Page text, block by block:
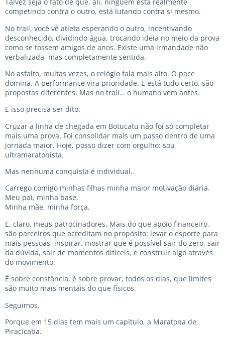
competindo contra o outro, está lutando contra si mesmo.
No trail, você vê atleta esperando o outro, incentivando
desconhecido, dividindo água, trocando ideia no meio da prova
como se fossem amigos de anos. Existe uma irmandade não
verbalizada, mas completamente sentida.
No asfalto, muitas vezes, o relógio fala mais alto. O pace
domina. A performance vira prioridade. E está tudo certo, são
propostas diferentes. Mas no trail… o humano vem antes.
E isso precisa ser dito.
Cruzar a linha de chegada em Botucatu não foi só completar
mais uma prova. Foi consolidar mais um passo dentro de uma
jornada maior. Hoje, posso dizer com orgulho: sou
ultramaratonista.
Mas nenhuma conquista é individual.
Carrego comigo minhas filhas minha maior motivação diária.
Meu pai, minha base.
Minha mãe, minha força.
E, claro, meus patrocinadores. Mais do que apoio financeiro,
são parceiros que acreditam no propósito: levar o esporte para
mais pessoas, inspirar, mostrar que é possível sair do zero, sair
da dúvida, sair de momentos difíceis, e construir algo através
do movimento.
É sobre constância, é sobre provar, todos os dias, que limites
são muito mais mentais do que físicos.
Seguimos.
Porque em 15 dias tem mais um capítulo, a Maratona de
Piracicaba.